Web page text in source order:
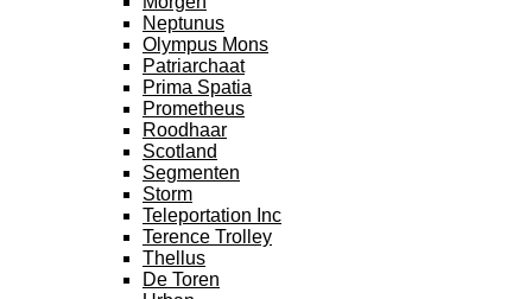
Neptunus
Olympus Mons
Patriarchaat
Prima Spatia
Prometheus
Roodhaar
Scotland
Segmenten
Storm
Teleportation Inc
Terence Trolley
Thellus
De Toren